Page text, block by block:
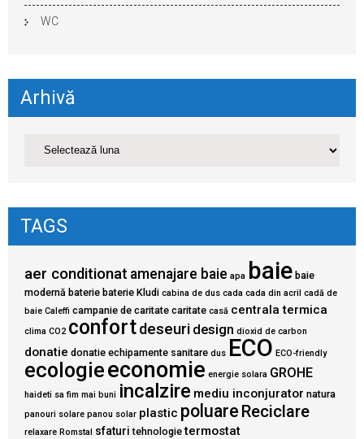
WC
Arhivă
TAGS
aer conditionat amenajare baie apa baie baie
modernă baterie baterie Kludi cabina de dus cada cada din acril cadă de
baie Caleffi campanie de caritate caritate casă centrala termica
clima CO2 confortdeseuri design dioxid de carbon
donatie donatie echipamente sanitare dus ECO ECO-friendly
ecologieeconomie energie solara GROHE
haideti sa fim mai buni incalzire mediu inconjurator natura
panouri solare panou solar plastic poluare Reciclare
relaxare Romstal sfaturi tehnologie termostat